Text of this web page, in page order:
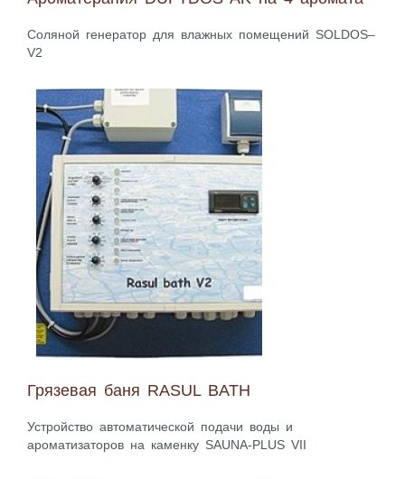
Соляной генератор для влажных помещений SOLDOS–
V2
Грязевая баня RASUL BATH
Устройство автоматической подачи воды и
ароматизаторов на каменку SAUNA-PLUS VII